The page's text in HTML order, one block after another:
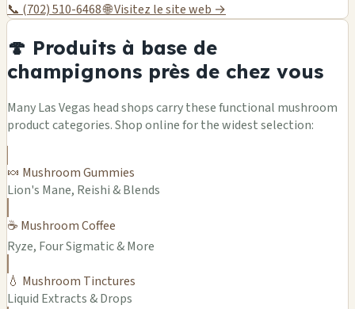
📞 (702) 510-6468🌐 Visitez le site web →
🍄 Produits à base de
champignons près de chez vous
Many Las Vegas head shops carry these functional mushroom
product categories. Shop online for the widest selection:
🍬 Mushroom Gummies
Lion's Mane, Reishi & Blends
☕ Mushroom Coffee
Ryze, Four Sigmatic & More
💧 Mushroom Tinctures
Liquid Extracts & Drops